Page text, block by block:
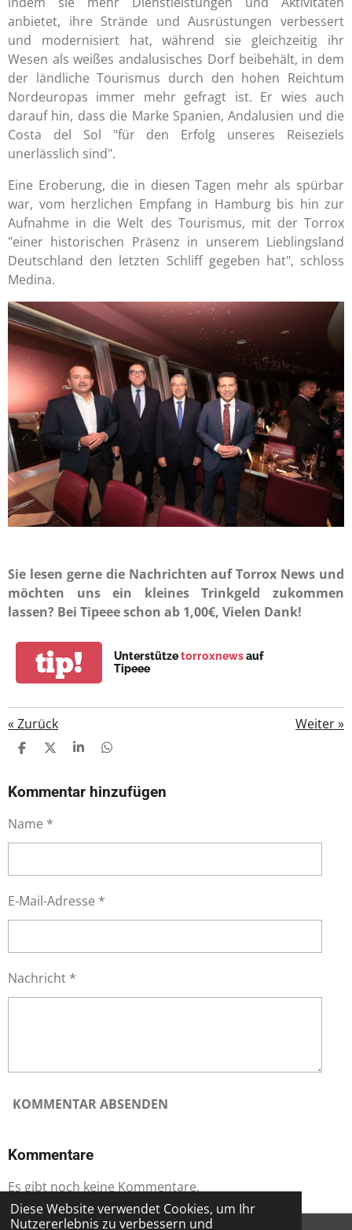
Diese Website verwendet Cookies, um Ihr
Nutzererlebnis zu verbessern und
anbietet, ihre Strände und Ausrüstungen verbessert
und modernisiert hat, während sie gleichzeitig ihr
Wesen als weißes andalusisches Dorf beibehält, in dem
der ländliche Tourismus durch den hohen Reichtum
Nordeuropas immer mehr gefragt ist. Er wies auch
darauf hin, dass die Marke Spanien, Andalusien und die
Costa del Sol "für den Erfolg unseres Reiseziels
unerlässlich sind".
Eine Eroberung, die in diesen Tagen mehr als spürbar
war, vom herzlichen Empfang in Hamburg bis hin zur
Aufnahme in die Welt des Tourismus, mit der Torrox
"einer historischen Präsenz in unserem Lieblingsland
Deutschland den letzten Schliff gegeben hat", schloss
Medina.
Sie lesen gerne die Nachrichten auf Torrox News und
möchten uns ein kleines Trinkgeld zukommen
lassen? Bei Tipeee schon ab 1,00€, Vielen Dank!
tip! Unterstützetorroxnewsauf
Tipeee
«Zurück Weiter»
T
L
E
T
L
E
T
L
E
T
L
E
Kommentar hinzufügen
Name *
E-Mail-Adresse *
Nachricht *
KOMMENTAR ABSENDEN
Kommentare
Es gibt noch keine Kommentare.